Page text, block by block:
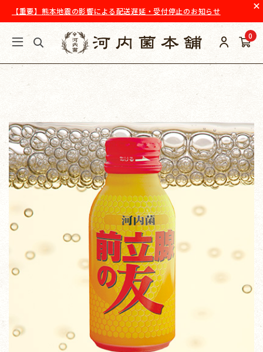
【重要】熊本地震の影響による配送遅延・受付停止のお知らせ
0